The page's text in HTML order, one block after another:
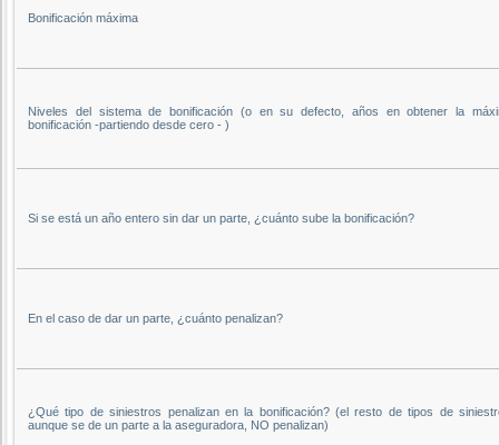
Bonificación máxima
Niveles del sistema de bonificación (o en su defecto, años en obtener la
bonificación -partiendo desde cero - )
Si se está un año entero sin dar un parte, ¿cuánto sube la bonificación?
En el caso de dar un parte, ¿cuánto penalizan?
¿Qué tipo de siniestros penalizan en la bonificación? (el resto de tipos de
aunque se de un parte a la aseguradora, NO penalizan)